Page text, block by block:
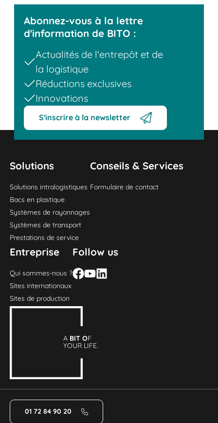
Abonnez-vous à la lettre
d'information de BITO :
Actualités de l'entrepôt et de
la logistique
Réductions exclusives
Innovations
S'inscrire à la newsletter
Solutions
Solutions intralogistiques
Bacs en plastique
Systèmes de rayonnages
Systèmes de transport
Prestations de service
Conseils & Services
Formulaire de contact
Entreprise
Qui sommes-nous ?
Sites internationaux
Sites de production
Follow us
A BIT OF
YOUR LIFE.
01 72 84 90 20